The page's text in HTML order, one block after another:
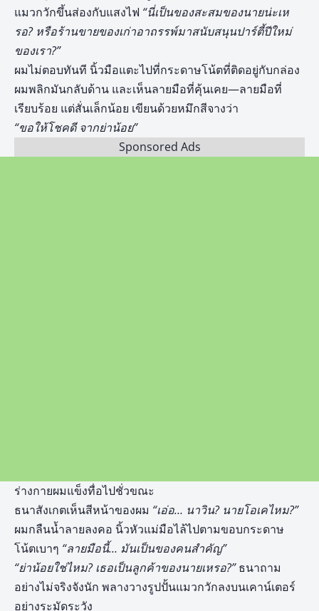
แมวกวักขึ้นส่องกับแสงไฟ “นี่เป็นของสะสมของนายน่ะเห
รอ? หรือร้านขายของเก่าอาถรรพ์มาสนับสนุนปาร์ตี้ปีใหม่
ของเรา?”
ผมไม่ตอบทันที นิ้วมือแตะไปที่กระดาษโน้ตที่ติดอยู่กับกล่อง
ผมพลิกมันกลับด้าน และเห็นลายมือที่คุ้นเคย—ลายมือที่
เรียบร้อย แต่สั่นเล็กน้อย เขียนด้วยหมึกสีจางว่า
“ขอให้โชคดี จากย่าน้อย”
Sponsored Ads
ร่างกายผมแข็งทื่อไปชั่วขณะ
ธนาสังเกตเห็นสีหน้าของผม “เอ่อ… นาวิน? นายโอเคไหม?”
ผมกลืนน้ำลายลงคอ นิ้วหัวแม่มือไล้ไปตามขอบกระดาษ
โน้ตเบาๆ “ลายมือนี้… มันเป็นของคนสำคัญ”
“ย่าน้อยใช่ไหม? เธอเป็นลูกค้าของนายเหรอ?”ธนาถาม
อย่างไม่จริงจังนัก พลางวางรูปปั้นแมวกวักลงบนเคาน์เตอร์
อย่างระมัดระวัง